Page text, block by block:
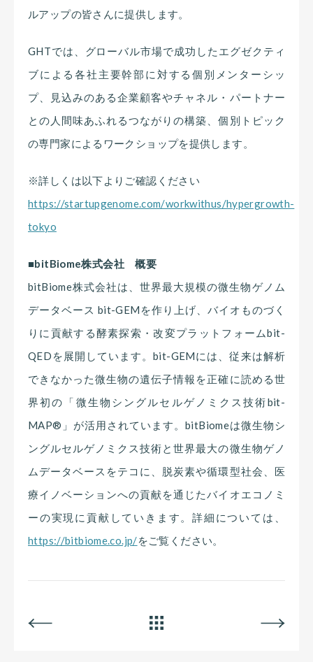
ルアップの皆さんに提供します。
GHTでは、グローバル市場で成功したエグゼクティ
ブによる各社主要幹部に対する個別メンターシッ
プ、見込みのある企業顧客やチャネル・パートナー
との人間味あふれるつながりの構築、個別トピック
の専門家によるワークショップを提供します。
※詳しくは以下よりご確認ください
https://startupgenome.com/workwithus/hypergrowth-
tokyo
■bitBiome株式会社 概要
bitBiome株式会社は、世界最大規模の微生物ゲノム
データベース bit-GEMを作り上げ、バイオものづく
りに貢献する酵素探索・改変プラットフォームbit-
QEDを展開しています。bit-GEMには、従来は解析
できなかった微生物の遺伝子情報を正確に読める世
界初の「微生物シングルセルゲノミクス技術bit-
MAP®」が活用されています。bitBiomeは微生物シ
ングルセルゲノミクス技術と世界最大の微生物ゲノ
ムデータベースをテコに、脱炭素や循環型社会、医
療イノベーションへの貢献を通じたバイオエコノミ
ーの実現に貢献していきます。詳細については、
https://bitbiome.co.jp/をご覧ください。